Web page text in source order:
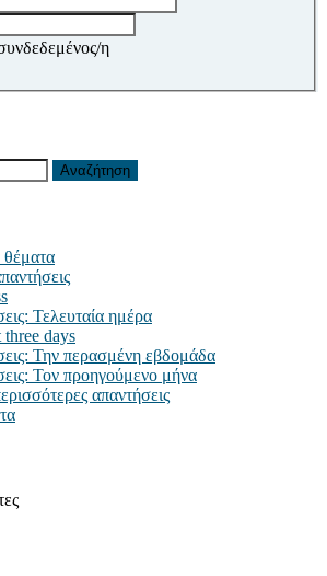
η
θέματα
Τελευταία ημέρα
days
Την περασμένη εβδομάδα
Τον προηγούμενο μήνα
απαντήσεις